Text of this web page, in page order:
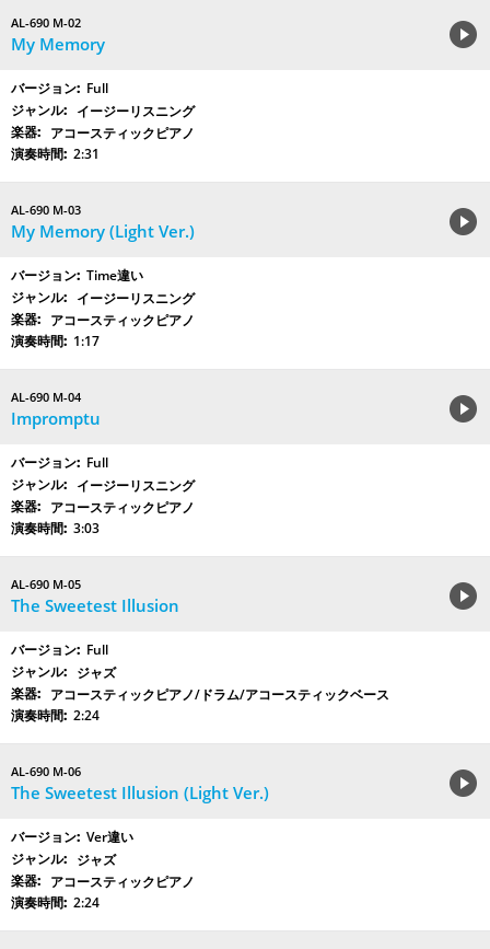
AL-690 M-02
My Memory
Full
イージーリスニング
アコースティックピアノ
2:31
AL-690 M-03
My Memory (Light Ver.)
Time違い
イージーリスニング
アコースティックピアノ
1:17
AL-690 M-04
Impromptu
Full
イージーリスニング
アコースティックピアノ
3:03
AL-690 M-05
The Sweetest Illusion
Full
ジャズ
アコースティックピアノ/ドラム/アコースティックベース
2:24
AL-690 M-06
The Sweetest Illusion (Light Ver.)
Ver違い
ジャズ
アコースティックピアノ
2:24